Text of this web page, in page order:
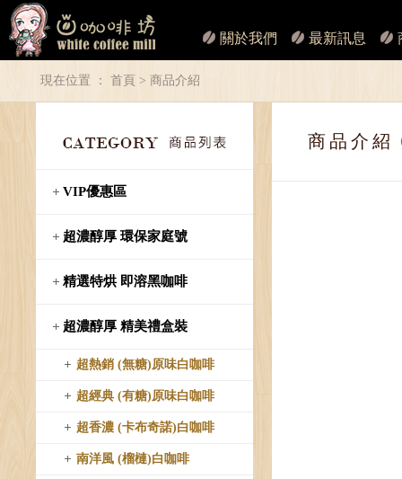
最新訊息
關於我們
現在位置 ： 首頁 > 商品介紹
VIP優惠區
超濃醇厚 環保家庭號
精選特烘 即溶黑咖啡
超濃醇厚 精美禮盒裝
超熱銷 (無糖)原味白咖啡
超經典 (有糖)原味白咖啡
超香濃 (卡布奇諾)白咖啡
南洋風 (榴槤)白咖啡
商品介紹